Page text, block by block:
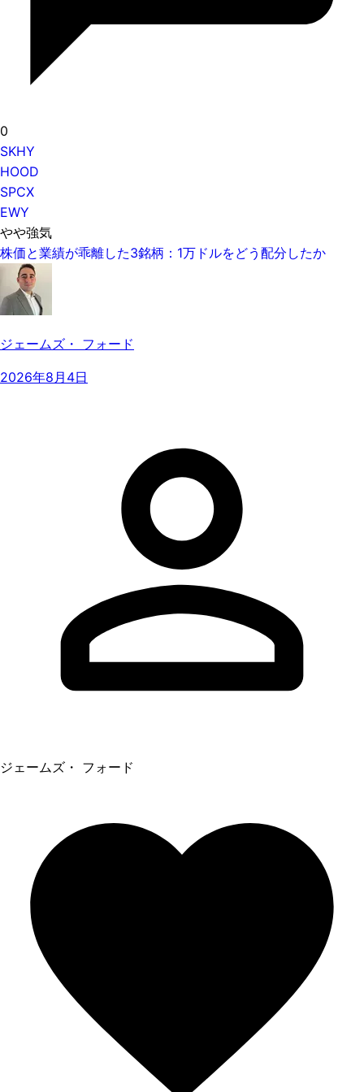
0
SKHY
HOOD
SPCX
EWY
やや強気
株価と業績が乖離した3銘柄：1万ドルをどう配分したか
ジェームズ・ フォード
2026年8月4日
ジェームズ・ フォード